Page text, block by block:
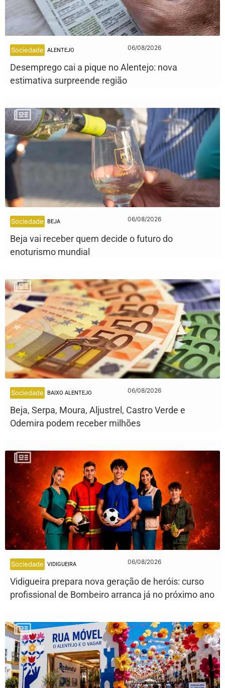
Sociedade ALENTEJO 06/08/2026
Desemprego cai a pique no Alentejo: nova
estimativa surpreende região
Sociedade BEJA 06/08/2026
Beja vai receber quem decide o futuro do
enoturismo mundial
Sociedade BAIXO ALENTEJO 06/08/2026
Beja, Serpa, Moura, Aljustrel, Castro Verde e
Odemira podem receber milhões
Sociedade VIDIGUEIRA 06/08/2026
Vidigueira prepara nova geração de heróis: curso
profissional de Bombeiro arranca já no próximo ano